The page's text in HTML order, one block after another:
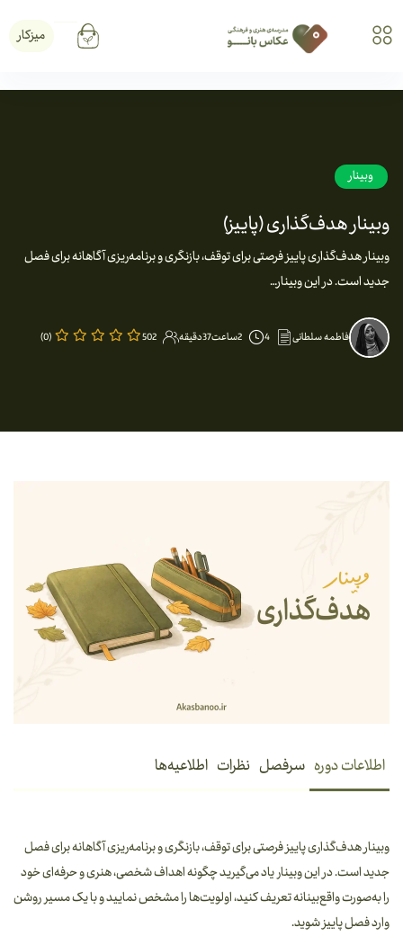
میزکار
وبینار
وبینار هدف‌گذاری (پاییز)
وبینار هدف‌گذاری پاییز فرصتی برای توقف، بازنگری و برنامه‌ریزی آگاهانه برای فصل
جدید است. در این وبینار…
فاطمه سلطانی 4 2ساعت37دقیقه 502
(0)
اطلاعات دوره سرفصل نظرات اطلاعیه‌ها
وبینار هدف‌گذاری پاییز فرصتی برای توقف، بازنگری و برنامه‌ریزی آگاهانه برای فصل
جدید است. در این وبینار یاد می‌گیرید چگونه اهداف شخصی، هنری و حرفه‌ای خود
را به‌صورت واقع‌بینانه تعریف کنید، اولویت‌ها را مشخص نمایید و با یک مسیر روشن
وارد فصل پاییز شوید.